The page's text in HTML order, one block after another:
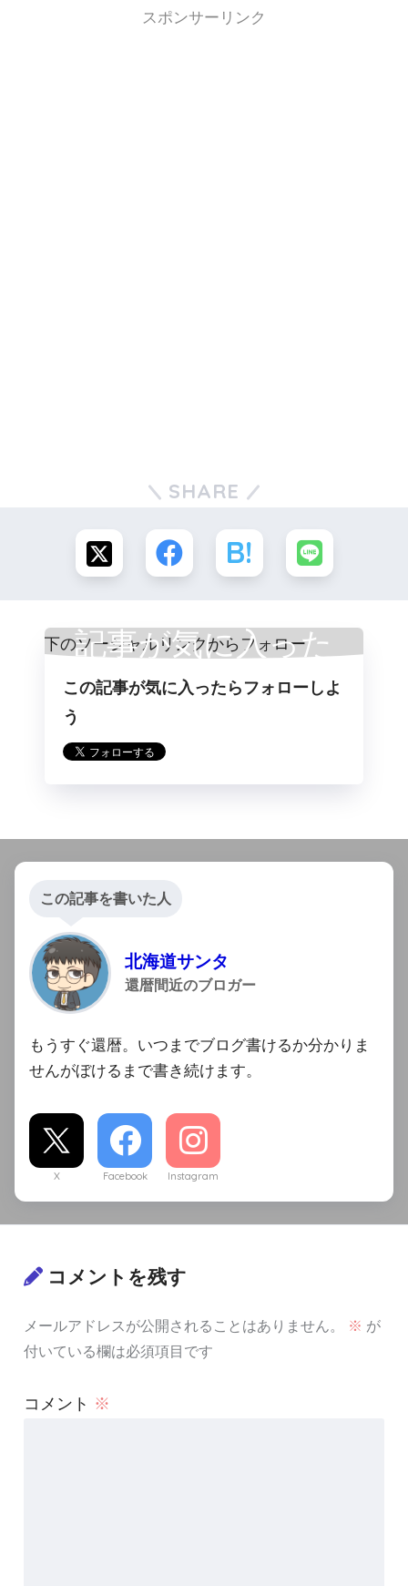
スポンサーリンク
SHARE
記事が気に入った
らフォロー
この記事が気に入ったらフォローしよ
う
この記事を書いた人
北海道サンタ
還暦間近のブロガー
もうすぐ還暦。いつまでブログ書けるか分かりま
せんがぼけるまで書き続けます。
X Facebook Instagram
コメントを残す
メールアドレスが公開されることはありません。 ※ が
付いている欄は必須項目です
コメント ※